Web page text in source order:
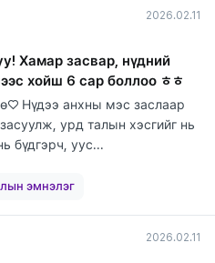
2026.02.11
Хамар засвар, нүдний
хойш 6 сар боллоо ㅎㅎ
Нүдээ анхны мэс заслаар
урд талын хэсгийг нь
бүдгэрч, уус...
эмнэлэг
2026.02.11